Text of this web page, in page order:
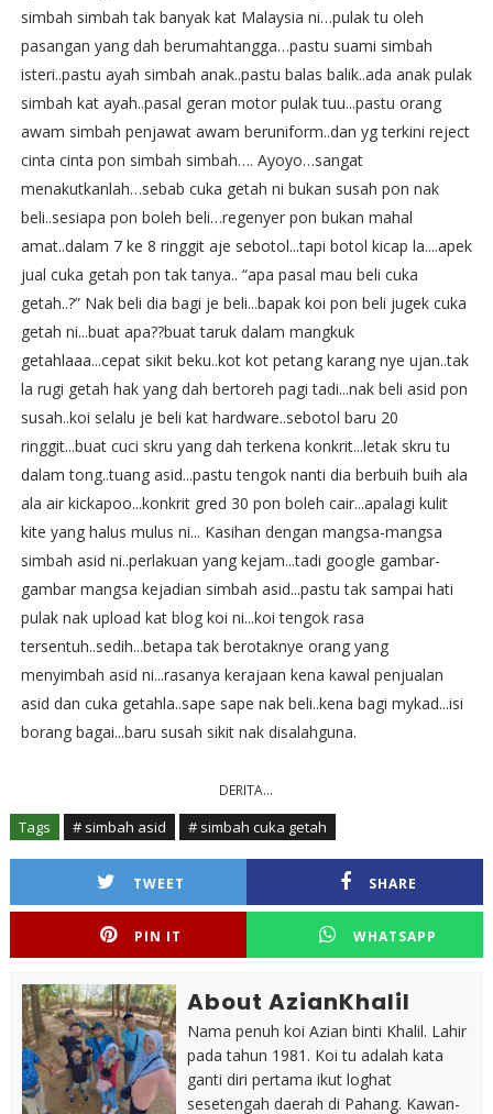
simbah simbah tak banyak kat Malaysia ni…pulak tu oleh
pasangan yang dah berumahtangga…pastu suami simbah
isteri..pastu ayah simbah anak..pastu balas balik..ada anak pulak
simbah kat ayah..pasal geran motor pulak tuu...pastu orang
awam simbah penjawat awam beruniform..dan yg terkini reject
cinta cinta pon simbah simbah…. Ayoyo…sangat
menakutkanlah…sebab cuka getah ni bukan susah pon nak
beli..sesiapa pon boleh beli…regenyer pon bukan mahal
amat..dalam 7 ke 8 ringgit aje sebotol...tapi botol kicap la....apek
jual cuka getah pon tak tanya.. “apa pasal mau beli cuka
getah..?” Nak beli dia bagi je beli...bapak koi pon beli jugek cuka
getah ni...buat apa??buat taruk dalam mangkuk
getahlaaa...cepat sikit beku..kot kot petang karang nye ujan..tak
la rugi getah hak yang dah bertoreh pagi tadi...nak beli asid pon
susah..koi selalu je beli kat hardware..sebotol baru 20
ringgit...buat cuci skru yang dah terkena konkrit...letak skru tu
dalam tong..tuang asid...pastu tengok nanti dia berbuih buih ala
ala air kickapoo...konkrit gred 30 pon boleh cair...apalagi kulit
kite yang halus mulus ni... Kasihan dengan mangsa-mangsa
simbah asid ni..perlakuan yang kejam...tadi google gambar-
gambar mangsa kejadian simbah asid...pastu tak sampai hati
pulak nak upload kat blog koi ni...koi tengok rasa
tersentuh..sedih...betapa tak berotaknye orang yang
menyimbah asid ni...rasanya kerajaan kena kawal penjualan
asid dan cuka getahla..sape sape nak beli..kena bagi mykad...isi
borang bagai...baru susah sikit nak disalahguna.
DERITA...
Tags # simbah asid # simbah cuka getah
TWEET SHARE
PIN IT WHATSAPP
About AzianKhalil
Nama penuh koi Azian binti Khalil. Lahir
pada tahun 1981. Koi tu adalah kata
ganti diri pertama ikut loghat
sesetengah daerah di Pahang. Kawan-